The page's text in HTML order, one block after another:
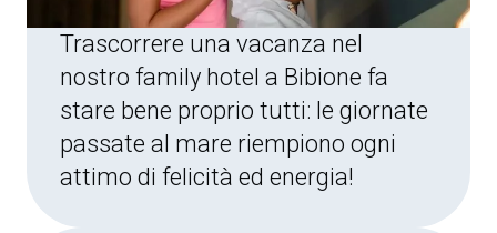
Trascorrere una vacanza nel
nostro family hotel a Bibione fa
stare bene proprio tutti: le giornate
passate al mare riempiono ogni
attimo di felicità ed energia!